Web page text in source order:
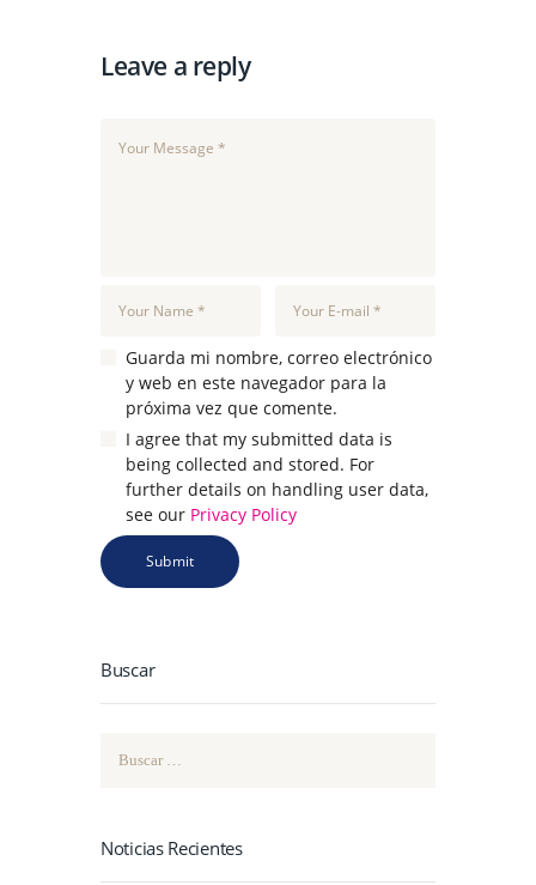
Leave a reply
Guarda mi nombre, correo electrónico
y web en este navegador para la
próxima vez que comente.
I agree that my submitted data is
being collected and stored. For
further details on handling user data,
see our Privacy Policy
Buscar
Noticias Recientes